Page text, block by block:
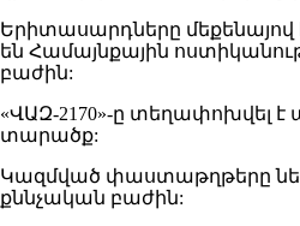
Երիտասարդները
են Համայնքային
բաժին:
«ՎԱԶ-2170»-ը տեղափոխվել
տարածք:
Կազմված փաստաթղթերը
քննչական բաժին: